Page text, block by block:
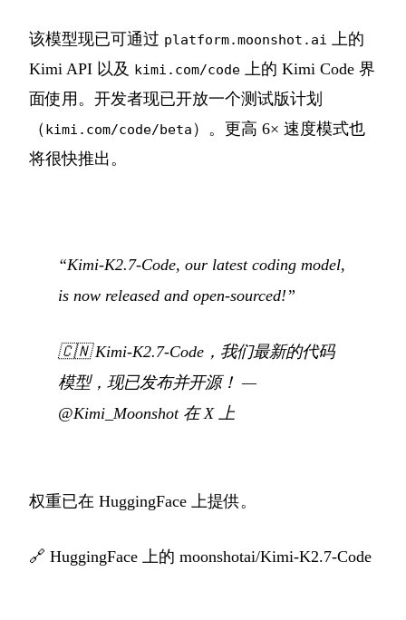
该模型现已可通过 platform.moonshot.ai 上的
Kimi API 以及 kimi.com/code 上的 Kimi Code 界
面使用。开发者现已开放一个测试版计划
（ kimi.com/code/beta ）。更高 6× 速度模式也
将很快推出。
“Kimi-K2.7-Code, our latest coding model,
is now released and open-sourced!”
🇨🇳Kimi-K2.7-Code，我们最新的代码
模型，现已发布并开源！ —
@Kimi_Moonshot 在 X 上
权重已在 HuggingFace 上提供。
🔗 HuggingFace 上的 moonshotai/Kimi-K2.7-Code